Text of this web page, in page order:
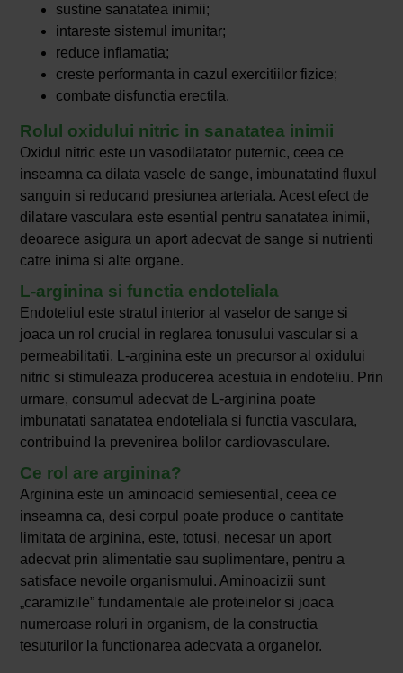
sustine sanatatea inimii;
intareste sistemul imunitar;
reduce inflamatia;
creste performanta in cazul exercitiilor fizice;
combate disfunctia erectila.
Rolul oxidului nitric in sanatatea inimii
Oxidul nitric este un vasodilatator puternic, ceea ce
inseamna ca dilata vasele de sange, imbunatatind fluxul
sanguin si reducand presiunea arteriala. Acest efect de
dilatare vasculara este esential pentru sanatatea inimii,
deoarece asigura un aport adecvat de sange si nutrienti
catre inima si alte organe.
L-arginina si functia endoteliala
Endoteliul este stratul interior al vaselor de sange si
joaca un rol crucial in reglarea tonusului vascular si a
permeabilitatii. L-arginina este un precursor al oxidului
nitric si stimuleaza producerea acestuia in endoteliu. Prin
urmare, consumul adecvat de L-arginina poate
imbunatati sanatatea endoteliala si functia vasculara,
contribuind la prevenirea bolilor cardiovasculare.
Ce rol are arginina?
Arginina este un aminoacid semiesential, ceea ce
inseamna ca, desi corpul poate produce o cantitate
limitata de arginina, este, totusi, necesar un aport
adecvat prin alimentatie sau suplimentare, pentru a
satisface nevoile organismului. Aminoacizii sunt
„caramizile” fundamentale ale proteinelor si joaca
numeroase roluri in organism, de la constructia
tesuturilor la functionarea adecvata a organelor.